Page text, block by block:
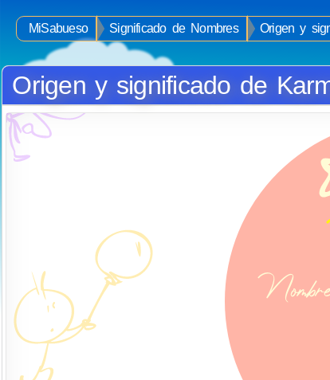
MiSabueso Significado de Nombres
Origen y
Origen y significado de